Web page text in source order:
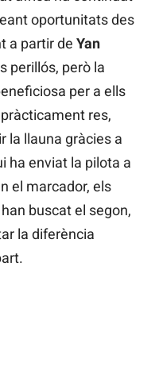
oportunitats des
a partir de Yan
perillós, però la
per a ells
res,
la llauna gràcies a
ha enviat la pilota a
el marcador, els
buscat el segon,
la diferència